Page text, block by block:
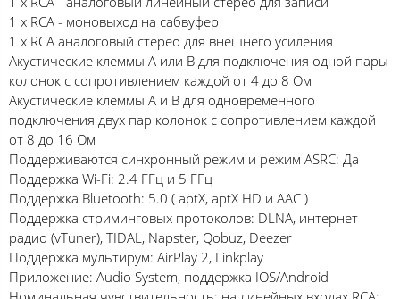
1 х RCA - моновыход на сабвуфер
1 х RCA аналоговый стерео для внешнего усиления
Акустические клеммы А или B для подключения одной пары
колонок с сопротивлением каждой от 4 до 8 Ом
Акустические клеммы А и B для одновременного
подключения двух пар колонок с сопротивлением каждой
от 8 до 16 Ом
Поддерживаются синхронный режим и режим ASRC: Да
Поддержка Wi-Fi: 2.4 ГГц и 5 ГГц
Поддержка Bluetooth: 5.0 ( aptX, aptX HD и AAC )
Поддержка стриминговых протоколов: DLNA, интернет-
радио (vTuner), TIDAL, Napster, Qobuz, Deezer
Поддержка мультирум: AirPlay 2, Linkplay
Приложение: Audio System, поддержка IOS/Android